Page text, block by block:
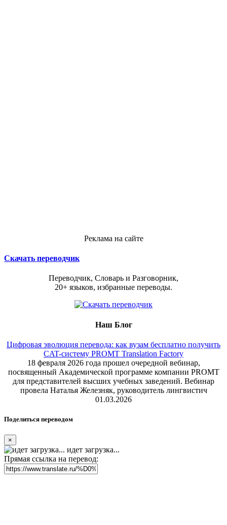
Реклама на сайте
Скачать переводчик
Переводчик, Словарь и Разговорник,
20+ языков, избранные переводы.
Наш Блог
Цифровая эволюция перевода: как вузам бесплатно получить
CAT-систему PROMT Translation Factory
18 февраля 2026 года прошел очередной вебинар,
посвященный Академической программе компании PROMT
для представителей высших учебных заведений. Вебинар
провела Наталья Железняк, руководитель лингвистич
01.03.2026
Поделиться переводом
×
идет загрузка...
Прямая ссылка на перевод: